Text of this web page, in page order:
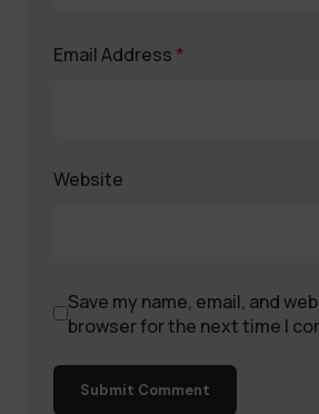
Email Address *
Website
Save my name, email, and
browser for the next time I
Submit Comment